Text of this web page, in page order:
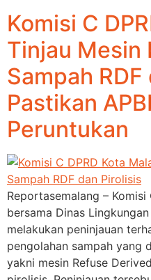
Komisi C
Tinjau Mesin
Sampah
Pastikan
Peruntukan
Reportasemalang – Komisi
bersama Dinas
melakukan peninjauan
pengolahan sampah yang
yakni mesin Refuse